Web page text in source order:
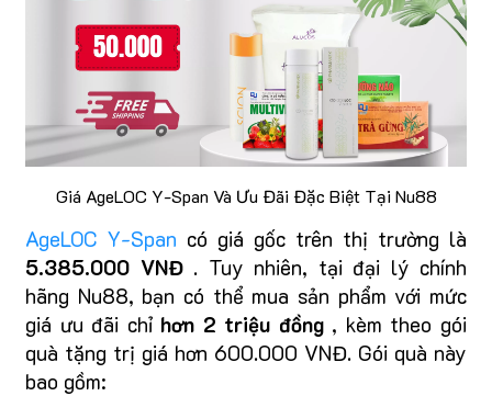
Giá AgeLOC Y-Span Và Ưu Đãi Đặc Biệt Tại Nu88
AgeLOC Y-Span có giá gốc trên thị trường là
5.385.000 VNĐ . Tuy nhiên, tại đại lý chính
hãng Nu88, bạn có thể mua sản phẩm với mức
giá ưu đãi chỉ hơn 2 triệu đồng , kèm theo gói
quà tặng trị giá hơn 600.000 VNĐ. Gói quà này
bao gồm: